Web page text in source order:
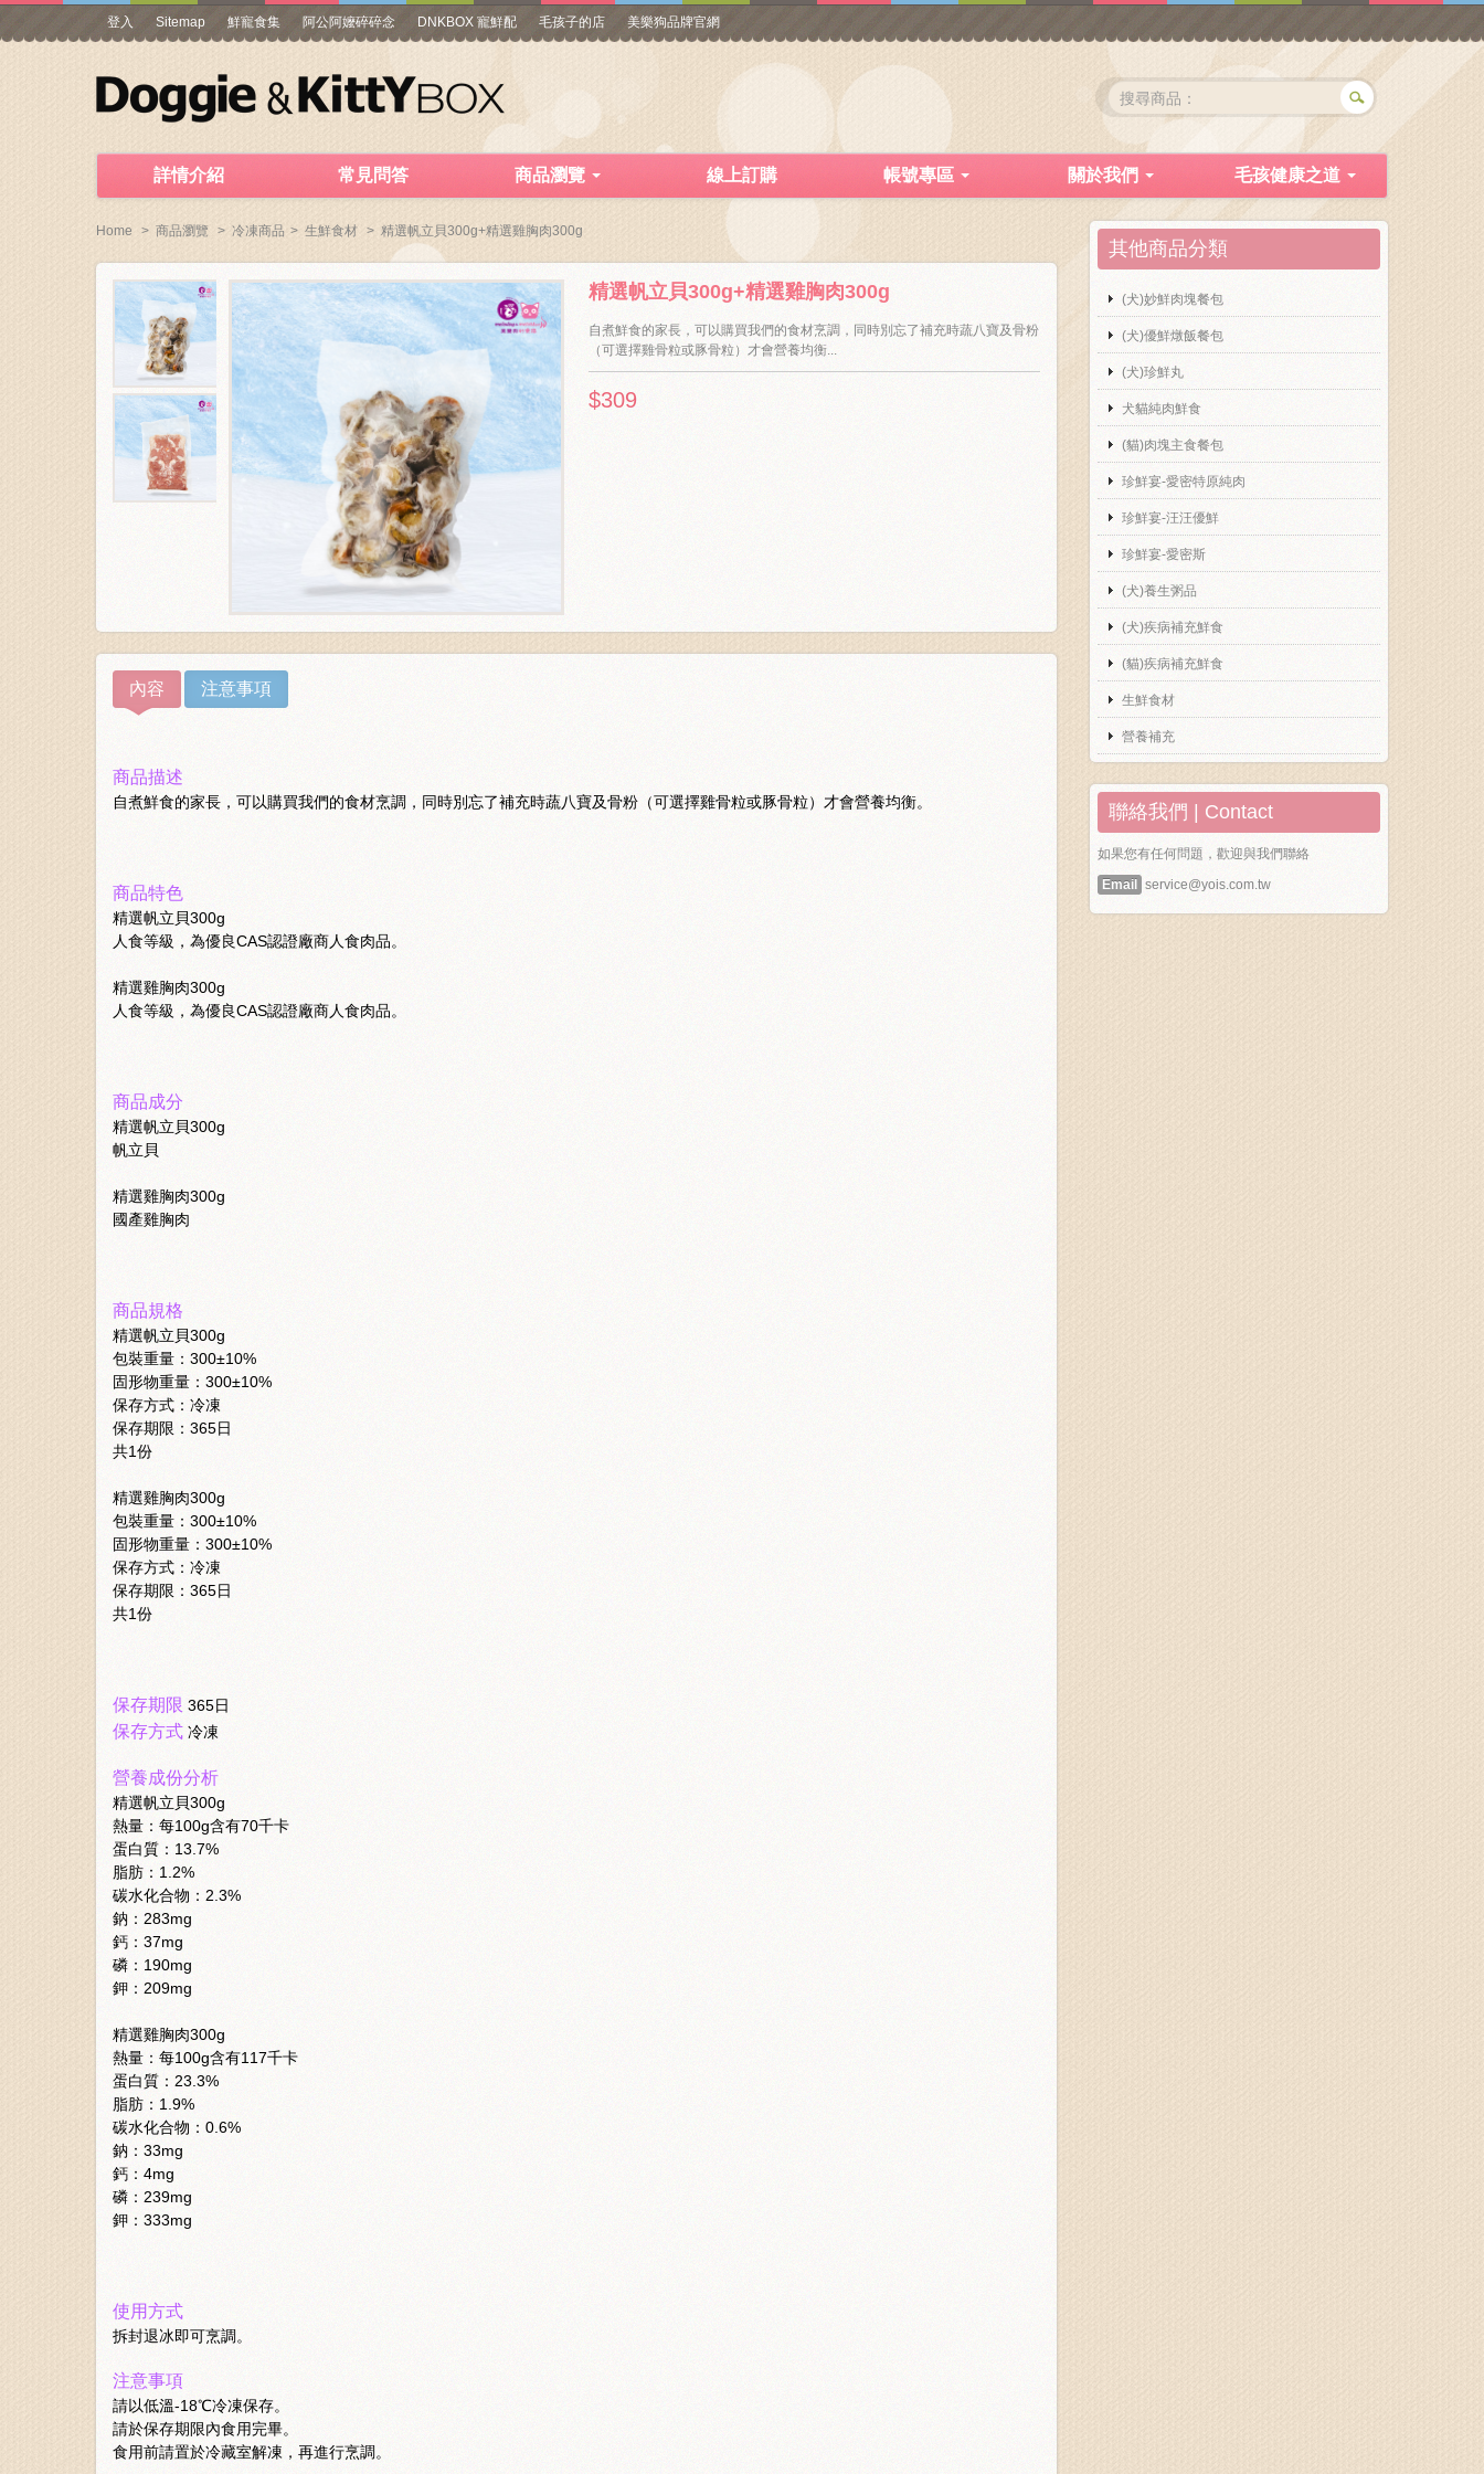
登入 Sitemap 鮮寵食集 阿公阿嬤碎碎念 DNKBOX 寵鮮配 毛孩子的店 美樂狗品牌官網
詳情介紹 常見問答 商品瀏覽 線上訂購 帳號專區 關於我們 毛孩健康之道
Home > 商品瀏覽 > 冷凍商品 > 生鮮食材 > 精選帆立貝300g+精選雞胸肉300g
精選帆立貝300g+精選雞胸肉300g
自煮鮮食的家長，可以購買我們的食材烹調，同時別忘了補充時蔬八寶及骨粉
（可選擇雞骨粒或豚骨粒）才會營養均衡...
$309
內容 注意事項
商品描述
自煮鮮食的家長，可以購買我們的食材烹調，同時別忘了補充時蔬八寶及骨粉（可選擇雞骨粒或豚骨粒）才會營養均衡。
商品特色
精選帆立貝300g
人食等級，為優良CAS認證廠商人食肉品。
精選雞胸肉300g
人食等級，為優良CAS認證廠商人食肉品。
商品成分
精選帆立貝300g
帆立貝
精選雞胸肉300g
國產雞胸肉
商品規格
精選帆立貝300g
包裝重量：300±10%
固形物重量：300±10%
保存方式：冷凍
保存期限：365日
共1份
精選雞胸肉300g
包裝重量：300±10%
固形物重量：300±10%
保存方式：冷凍
保存期限：365日
共1份
保存期限 365日
保存方式 冷凍
營養成份分析
精選帆立貝300g
熱量：每100g含有70千卡
蛋白質：13.7%
脂肪：1.2%
碳水化合物：2.3%
鈉：283mg
鈣：37mg
磷：190mg
鉀：209mg
精選雞胸肉300g
熱量：每100g含有117千卡
蛋白質：23.3%
脂肪：1.9%
碳水化合物：0.6%
鈉：33mg
鈣：4mg
磷：239mg
鉀：333mg
使用方式
拆封退冰即可烹調。
注意事項
請以低溫-18℃冷凍保存。
請於保存期限內食用完畢。
食用前請置於冷藏室解凍，再進行烹調。
其他商品分類
(犬)妙鮮肉塊餐包
(犬)優鮮燉飯餐包
(犬)珍鮮丸
犬貓純肉鮮食
(貓)肉塊主食餐包
珍鮮宴-愛密特原純肉
珍鮮宴-汪汪優鮮
珍鮮宴-愛密斯
(犬)養生粥品
(犬)疾病補充鮮食
(貓)疾病補充鮮食
生鮮食材
營養補充
聯絡我們 | Contact
如果您有任何問題，歡迎與我們聯絡
Email
service@yois.com.tw